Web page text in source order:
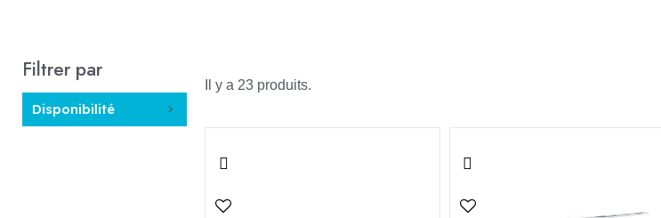
Filtrer par
Disponibilité
Il y a 23 produits.